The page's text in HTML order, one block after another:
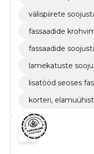
välispiirete
fassaadide
fassaadide
lamekatuste
lisatööd seoses
korteri,